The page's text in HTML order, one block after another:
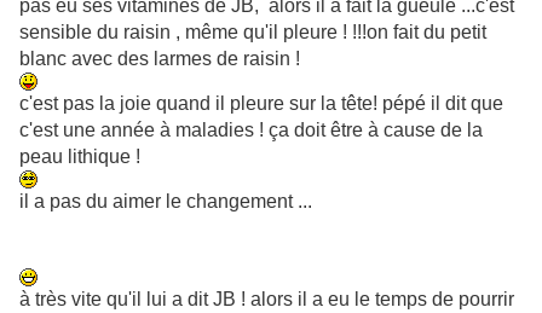
pas eu ses vitamines de JB, alors il a fait la gueule ...c'est
sensible du raisin , même qu'il pleure ! !!!on fait du petit
blanc avec des larmes de raisin !
c'est pas la joie quand il pleure sur la tête! pépé il dit que
c'est une année à maladies ! ça doit être à cause de la
peau lithique !
il a pas du aimer le changement ...
à très vite qu'il lui a dit JB ! alors il a eu le temps de pourrir